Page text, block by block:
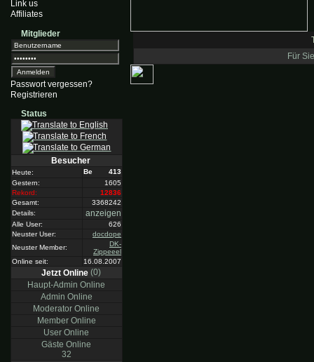
Link us
Affiliates
Mitglieder
Passwort vergessen?
Registrieren
Status
Besucher
Heute:
413
Gestern:
1605
Rekord:
12836
Gesamt:
3368242
Details:
anzeigen
Alle User:
626
Neuster User:
docdope
Neuster Member:
DK-
Zippeeel
Online seit:
16.08.2007
Jetzt Online (0)
Haupt-Admin Online
Admin Online
Moderator Online
Member Online
User Online
Gäste Online
32
Für